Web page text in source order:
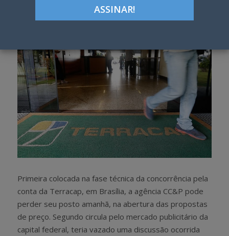
Primeira colocada na fase técnica da concorrência pela
conta da Terracap, em Brasília, a agência CC&P pode
perder seu posto amanhã, na abertura das propostas
de preço. Segundo circula pelo mercado publicitário da
capital federal, teria vazado uma discussão ocorrida